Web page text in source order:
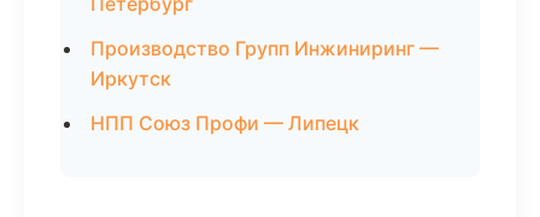
Производство Групп Инжиниринг —
Иркутск
НПП Союз Профи — Липецк